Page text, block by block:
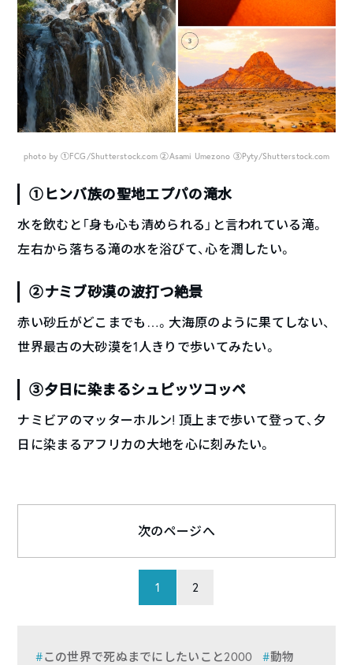
photo by ①FCG/Shutterstock.com ②Asami Umezono ③Pyty/Shutterstock.com
①ヒンバ族の聖地エプパの滝水
水を飲むと「身も心も清められる」と言われている滝。
左右から落ちる滝の水を浴びて、心を潤したい。
②ナミブ砂漠の波打つ絶景
赤い砂丘がどこまでも…。大海原のように果てしない、
世界最古の大砂漠を1人きりで歩いてみたい。
③夕日に染まるシュピッツコッペ
ナミビアのマッターホルン! 頂上まで歩いて登って、夕
日に染まるアフリカの大地を心に刻みたい。
1 2
次のページへ
この世界で死ぬまでにしたいこと2000
動物